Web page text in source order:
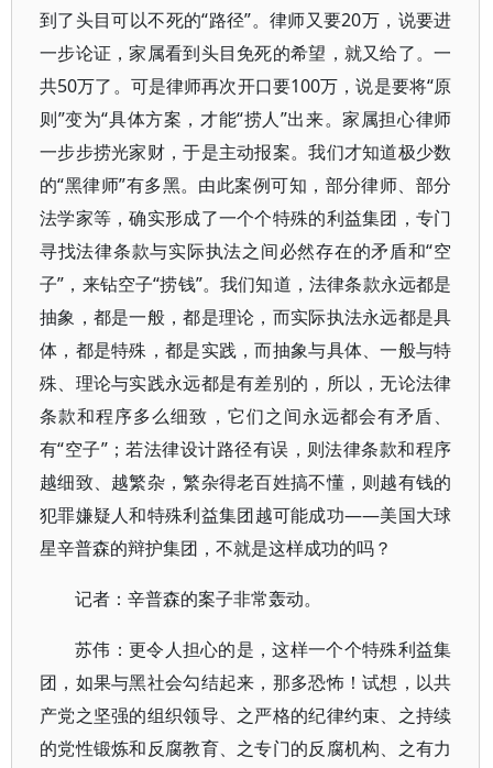
到了头目可以不死的“路径”。律师又要20万，说要进
一步论证，家属看到头目免死的希望，就又给了。一
共50万了。可是律师再次开口要100万，说是要将“原
则”变为“具体方案，才能“捞人”出来。家属担心律师
一步步捞光家财，于是主动报案。我们才知道极少数
的“黑律师”有多黑。由此案例可知，部分律师、部分
法学家等，确实形成了一个个特殊的利益集团，专门
寻找法律条款与实际执法之间必然存在的矛盾和“空
子”，来钻空子“捞钱”。我们知道，法律条款永远都是
抽象，都是一般，都是理论，而实际执法永远都是具
体，都是特殊，都是实践，而抽象与具体、一般与特
殊、理论与实践永远都是有差别的，所以，无论法律
条款和程序多么细致，它们之间永远都会有矛盾、
有“空子”；若法律设计路径有误，则法律条款和程序
越细致、越繁杂，繁杂得老百姓搞不懂，则越有钱的
犯罪嫌疑人和特殊利益集团越可能成功——美国大球
星辛普森的辩护集团，不就是这样成功的吗？
记者：辛普森的案子非常轰动。
苏伟：更令人担心的是，这样一个个特殊利益集
团，如果与黑社会勾结起来，那多恐怖！试想，以共
产党之坚强的组织领导、之严格的纪律约束、之持续
的党性锻炼和反腐教育、之专门的反腐机构、之有力